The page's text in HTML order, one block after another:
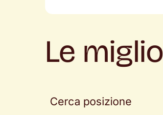
Le
Cerca posizione